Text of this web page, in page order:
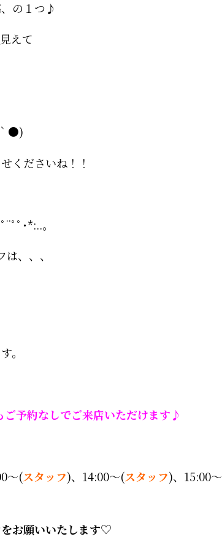
の１つ♪
えて
●)
くださいね！！
ﾟ･*:..｡
、、、
。
予約なしでご来店いただけます♪
～(スタッフ)、14:00～(スタッフ)、15:00～
お願いいたします♡